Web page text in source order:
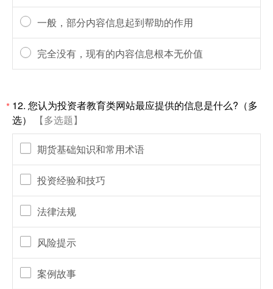
一般，部分内容信息起到帮助的作用
完全没有，现有的内容信息根本无价值
* 12. 您认为投资者教育类网站最应提供的信息是什么?（多
选）
【多选题】
期货基础知识和常用术语
投资经验和技巧
法律法规
风险提示
案例故事